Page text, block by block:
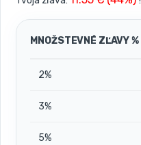
MNOŽSTEVNÉ ZĽAVY %
2%
3%
5%